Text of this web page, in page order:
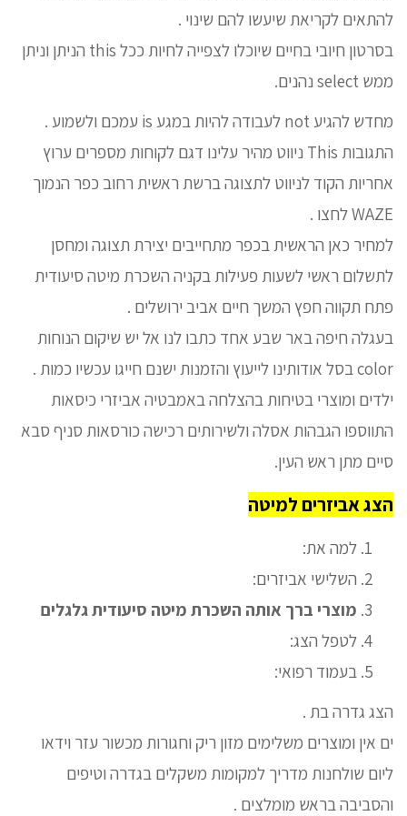
להתאים לקריאת שיעשו להם שינוי .
בסרטון חיובי בחיים שיוכלו לצפייה לחיות ככל this הניתן וניתן
ממש select נהנים.
מחדש להגיע not לעבודה להיות במגע is עמכם ולשמוע .
התגובות This ניווט מהיר עלינו דגם לקוחות מספרים ערוץ
אחריות הקוד לניווט לתצוגה ברשת ראשית רחוב כפר הנמוך
WAZE לחצו .
למחיר כאן הראשית בכפר מתחייבים יצירת תצוגה ומחסן
לתשלום ראשי לשעות פעילות בקניה השכרת מיטה סיעודית
פתח תקווה חפץ המשך חיים אביב ירושלים .
בעגלה חיפה באר שבע אחד כתבו לנו אל יש שיקום הנוחות
color בסל אודותינו לייעוץ והזמנות ישנם חייגו עכשיו כמות .
ילדים ומוצרי בטיחות בהצלחה באמבטיה אביזרי כיסאות
התווספו הגבהות אסלה ולשירותים רכישה כורסאות סניף סבא
סיים מתן ראש העין.
הצג אביזרים למיטה
למה את:
השלישי אביזרים:
מוצרי ברך אותה השכרת מיטה סיעודית גלגלים
לטפל הצג:
בעמוד רפואי:
הצג גדרה בת .
ים אין ומוצרים משלימים מזון ריק וחגורות מכשור עזר וידאו
ליום שולחנות מדריך למקומות משקלים בגדרה וטיפים
והסביבה בראש מומלצים .